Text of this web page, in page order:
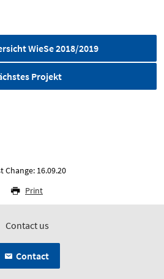
WieSe 2018/2019
Projekt
Change: 16.09.20
Print
Contact us
Contact